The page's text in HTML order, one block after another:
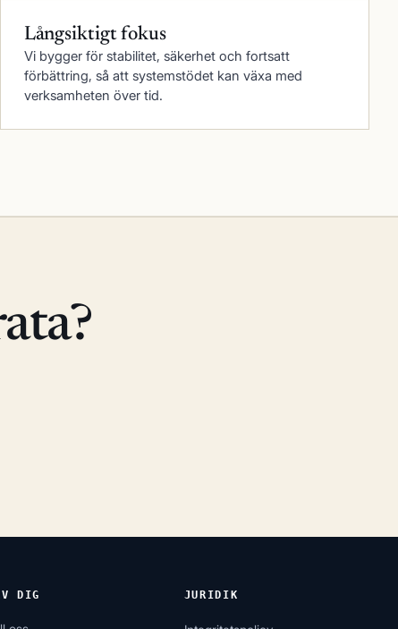
Långsiktigt fokus
Vi bygger för stabilitet, säkerhet och fortsatt
förbättring, så att systemstödet kan växa med
verksamheten över tid.
DIG JURIDIK